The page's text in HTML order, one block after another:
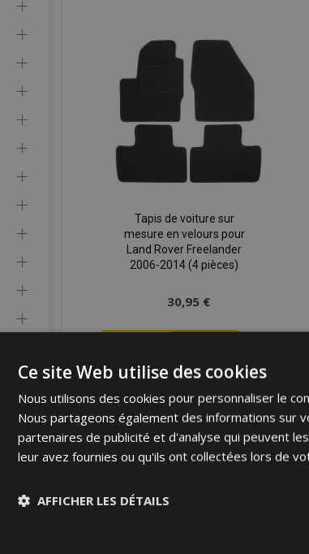
d'achats
Tapis de voiture sur
mesure en velours pour
Land Rover Freelander
2006-2014 (4 pièces)
30,95 €
Ajouter
à la
liste
Ce site Web utilise des cookies
Nous utilisons des cookies pour personnaliser le
Nous partageons également des informations sur
partenaires de publicité et d'analyse qui peuvent
leur avez fournies ou qu'ils ont collectées lors de
AFFICHER LES DÉTAILS